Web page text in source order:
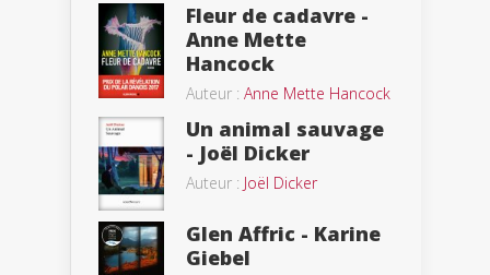
Fleur de cadavre -
Anne Mette
Hancock
Auteur : Anne Mette Hancock
Un animal sauvage
- Joël Dicker
Auteur : Joël Dicker
Glen Affric - Karine
Giebel